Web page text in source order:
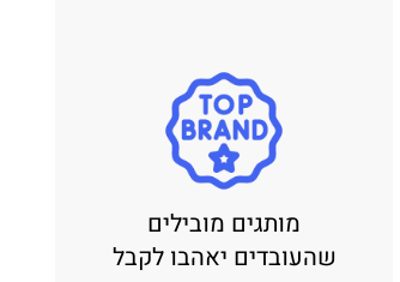
מותגים מובילים
שהעובדים יאהבו לקבל